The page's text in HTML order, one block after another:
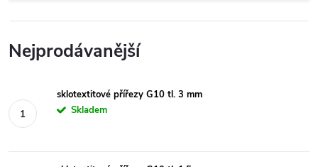
Nejprodávanější
sklotextitové přířezy G10 tl. 3 mm
Skladem